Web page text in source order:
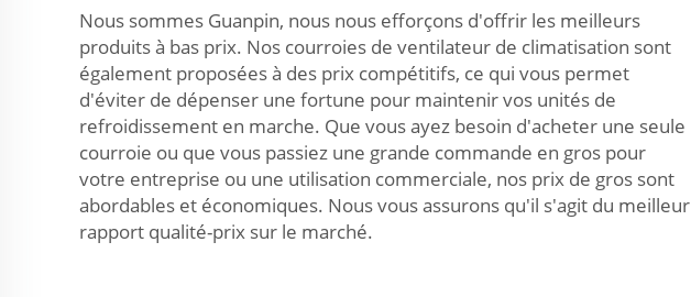
Nous sommes Guanpin, nous nous efforçons d'offrir les meilleurs
produits à bas prix. Nos courroies de ventilateur de climatisation sont
également proposées à des prix compétitifs, ce qui vous permet
d'éviter de dépenser une fortune pour maintenir vos unités de
refroidissement en marche. Que vous ayez besoin d'acheter une seule
courroie ou que vous passiez une grande commande en gros pour
votre entreprise ou une utilisation commerciale, nos prix de gros sont
abordables et économiques. Nous vous assurons qu'il s'agit du meilleur
rapport qualité-prix sur le marché.